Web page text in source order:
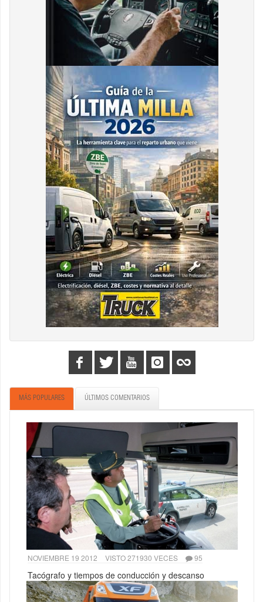
MÁS POPULARES ÚLTIMOS COMENTARIOS
NOVIEMBRE 19 2012 VISTO 271930 VECES 95
Tacógrafo y tiempos de conducción y descanso